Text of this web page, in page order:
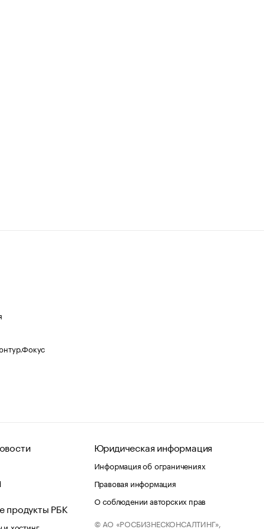
продукты РБК
хостинг
Юридическая информация
Информация об ограничениях
Правовая информация
О соблюдении авторских прав
© АО «РОСБИЗНЕСКОНСАЛТИНГ»,